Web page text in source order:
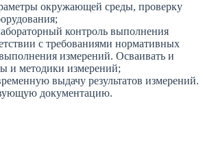
окружающей среды, проверку
контроль выполнения
с требованиями нормативных
измерений. Осваивать и
и методики измерений;
выдачу результатов измерений.
документацию.